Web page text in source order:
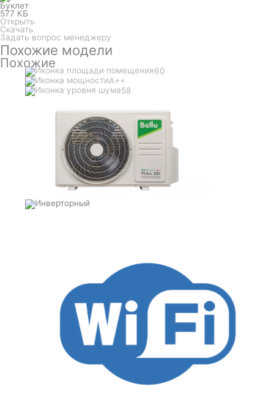
Буклет
577 КБ
Открыть
Скачать
Задать вопрос менеджеру
Похожие модели
Похожие
60
A++
58